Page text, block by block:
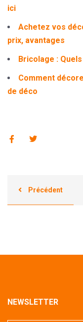
ici
Achetez vos
prix, avantages
Bricolage :
Comment
de déco
Précédent
NEWSLETTER